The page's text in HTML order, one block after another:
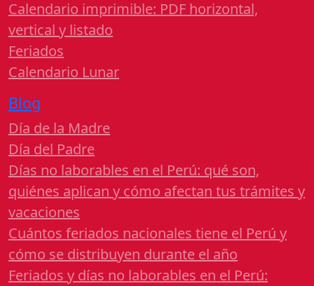
Calendario imprimible: PDF horizontal,
vertical y listado
Feriados
Calendario Lunar
Blog
Día de la Madre
Día del Padre
Días no laborables en el Perú: qué son,
quiénes aplican y cómo afectan tus trámites y
vacaciones
Cuántos feriados nacionales tiene el Perú y
cómo se distribuyen durante el año
Feriados y días no laborables en el Perú: